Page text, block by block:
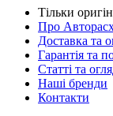
Тільки
Про
Доставка та
Гарантія та
Статті та
Наші бренди
Контакти